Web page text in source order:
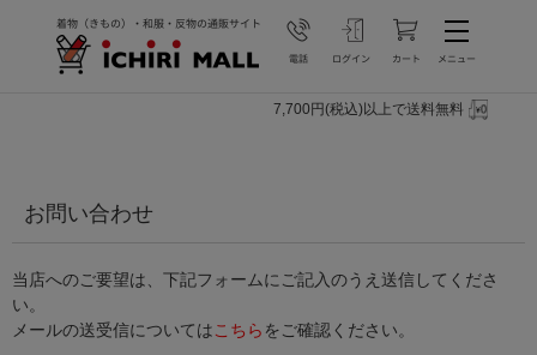
7,700円(税込)以上で送料無料
お問い合わせ
当店へのご要望は、下記フォームにご記入のうえ送信してくださ
い。
メールの送受信については こちら をご確認ください。